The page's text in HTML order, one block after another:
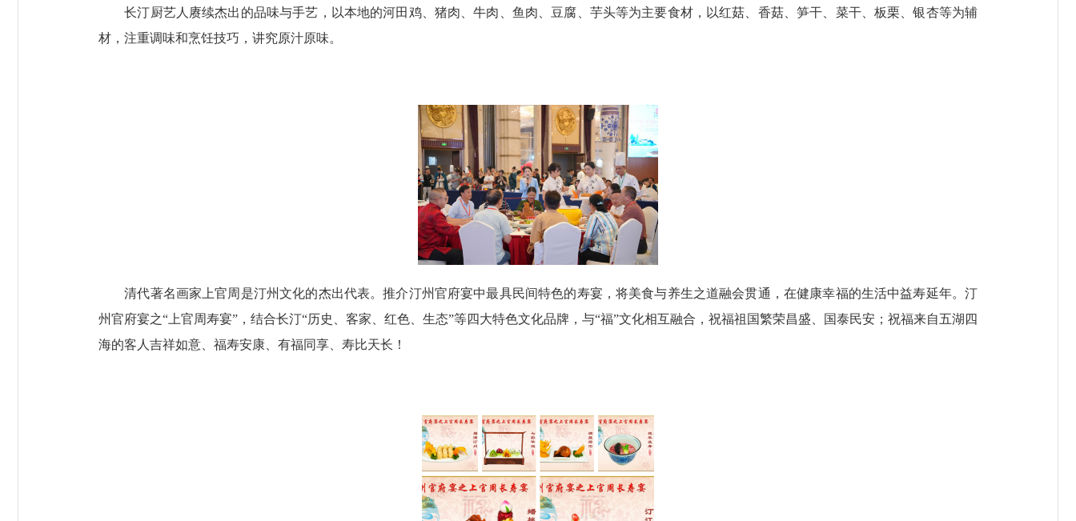
长汀厨艺人赓续杰出的品味与手艺，以本地的河田鸡、猪肉、牛肉、鱼肉、豆腐、芋头等为主要食材，以红菇、香菇、笋干、菜干、板栗、银杏等为辅
材，注重调味和烹饪技巧，讲究原汁原味。
清代著名画家上官周是汀州文化的杰出代表。推介汀州官府宴中最具民间特色的寿宴，将美食与养生之道融会贯通，在健康幸福的生活中益寿延年。汀
州官府宴之“上官周寿宴”，结合长汀“历史、客家、红色、生态”等四大特色文化品牌，与“福”文化相互融合，祝福祖国繁荣昌盛、国泰民安；祝福来自五湖四
海的客人吉祥如意、福寿安康、有福同享、寿比天长！